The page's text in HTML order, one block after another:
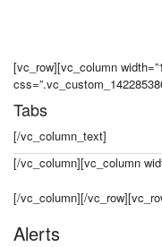
[vc_row][vc_column
Tabs
[/vc_column_text]
[/vc_column][vc_column
[/vc_column][/
Alerts